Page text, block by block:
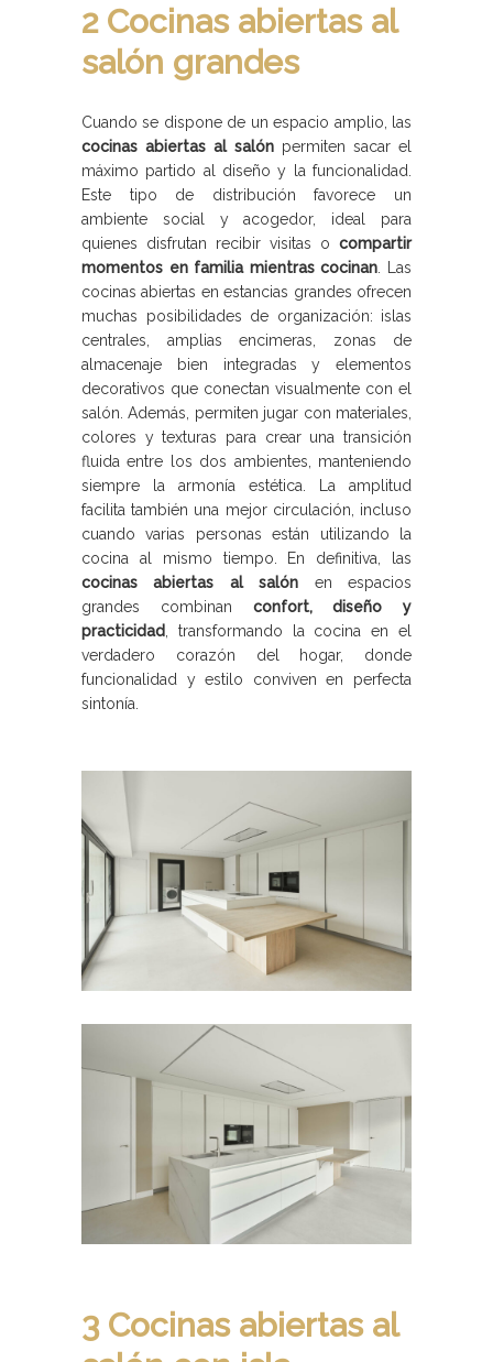
2 Cocinas abiertas al
salón grandes
Cuando se dispone de un espacio amplio, las
cocinas abiertas al salón permiten sacar el
máximo partido al diseño y la funcionalidad.
Este tipo de distribución favorece un
ambiente social y acogedor, ideal para
quienes disfrutan recibir visitas o compartir
momentos en familia mientras cocinan . Las
cocinas abiertas en estancias grandes ofrecen
muchas posibilidades de organización: islas
centrales, amplias encimeras, zonas de
almacenaje bien integradas y elementos
decorativos que conectan visualmente con el
salón. Además, permiten jugar con materiales,
colores y texturas para crear una transición
fluida entre los dos ambientes, manteniendo
siempre la armonía estética. La amplitud
facilita también una mejor circulación, incluso
cuando varias personas están utilizando la
cocina al mismo tiempo. En definitiva, las
cocinas abiertas al salón en espacios
grandes combinan confort, diseño y
practicidad
, transformando la cocina en el
verdadero corazón del hogar, donde
funcionalidad y estilo conviven en perfecta
sintonía.
3 Cocinas abiertas al